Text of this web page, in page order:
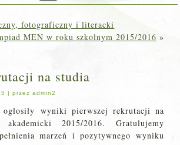
fotograficzny i literacki
MEN w roku szkolnym 2015/2016 »
na studia
|przez admin2
ogłosiły wyniki pierwszej rekrutacji na
2015/2016. Gratulujemy
marzeń i pozytywnego wyniku